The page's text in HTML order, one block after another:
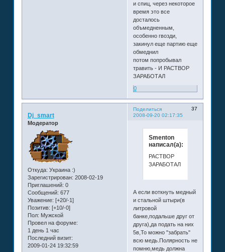
и спиц, через некоторое
время это все
досталось
объмедненным,
особенно гвозди,
закинул еще партию еще
обмеднил
потом попробывал
травить - И РАСТВОР
ЗАРАБОТАЛ
0
Поделиться
37
2008-09-20 02:17:35
Dj_smart
Модератор
Откуда: Украина :)
Зарегистрирован: 2008-02-19
Приглашений: 0
Сообщений: 677
Уважение: [+20/-1]
Позитив: [+10/-0]
Пол: Мужской
Провел на форуме:
1 день 1 час
Последний визит:
2009-01-24 19:32:59
Smenton
написал(а):
РАСТВОР
ЗАРАБОТАЛ
А если воткнуть медный
и стальной штыри(в
литровой
банке,подальше друг от
друга),да подать на них
5в,То можно "забрать"
всю медь.Полярность не
помню,медь должна